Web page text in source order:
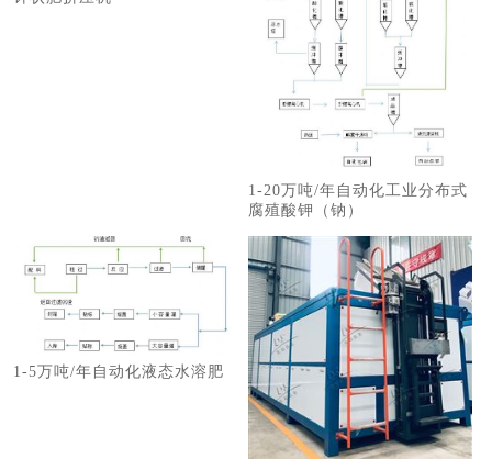
1-20万吨/年自动化工业分布式
腐殖酸钾（钠）
1-5万吨/年自动化液态水溶肥